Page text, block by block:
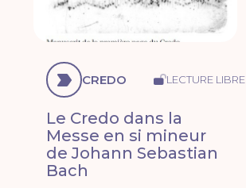
CREDO LECTURE LIBRE
Le Credo dans la
Messe en si mineur
de Johann Sebastian
Bach